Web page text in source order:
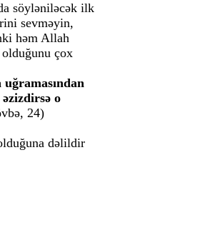
söyləniləcək ilk
sevməyin,
həm Allah
çox
uğramasından
o
24)
dəlildir